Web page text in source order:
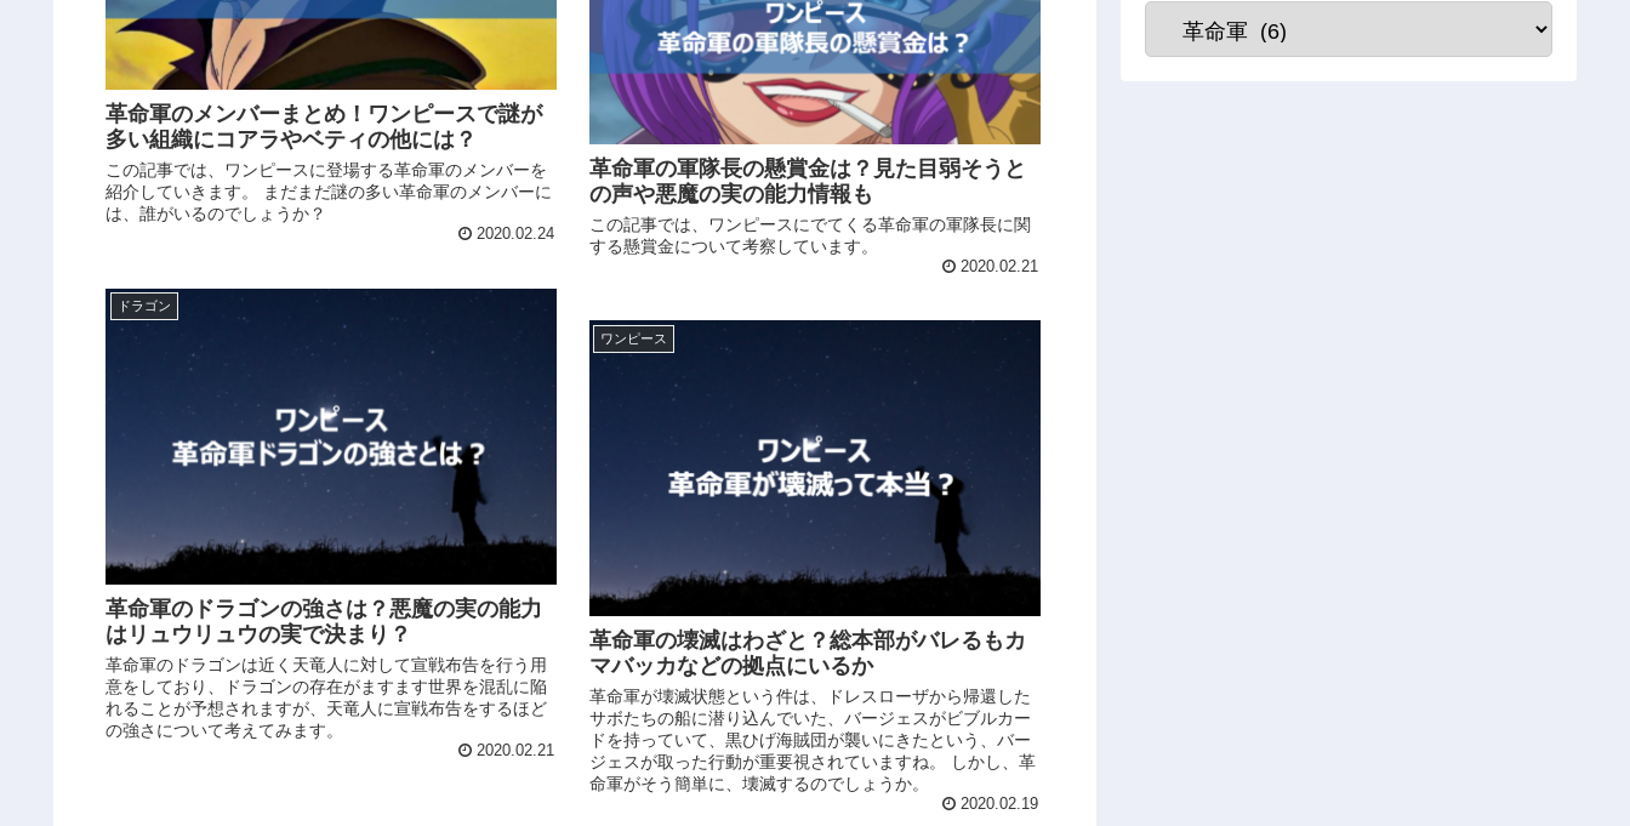
革命軍のメンバーまとめ！ワンピースで謎が
多い組織にコアラやベティの他には？
この記事では、ワンピースに登場する革命軍のメンバーを
紹介していきます。 まだまだ謎の多い革命軍のメンバーに
は、誰がいるのでしょうか？
2020.02.24
革命軍の軍隊長の懸賞金は？見た目弱そうと
の声や悪魔の実の能力情報も
この記事では、ワンピースにでてくる革命軍の軍隊長に関
する懸賞金について考察しています。
2020.02.21
ドラゴン
革命軍のドラゴンの強さは？悪魔の実の能力
はリュウリュウの実で決まり？
革命軍のドラゴンは近く天竜人に対して宣戦布告を行う用
意をしており、ドラゴンの存在がますます世界を混乱に陥
れることが予想されますが、天竜人に宣戦布告をするほど
の強さについて考えてみます。
2020.02.21
ワンピース
革命軍の壊滅はわざと？総本部がバレるもカ
マバッカなどの拠点にいるか
革命軍が壊滅状態という件は、ドレスローザから帰還した
サボたちの船に潜り込んでいた、バージェスがビブルカー
ドを持っていて、黒ひげ海賊団が襲いにきたという、バー
ジェスが取った行動が重要視されていますね。 しかし、革
命軍がそう簡単に、壊滅するのでしょうか。
2020.02.19